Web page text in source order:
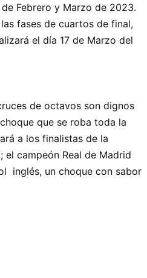
Febrero y Marzo de 2023.
fases de cuartos de final,
el día 17 de Marzo del
de octavos son dignos
que se roba toda la
a los finalistas de la
el campeón Real de Madrid
inglés, un choque con sabor